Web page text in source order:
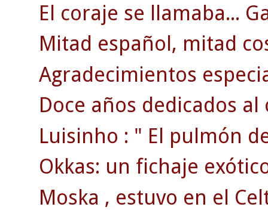
El coraje se llamaba...
Mitad español, mitad
Agradecimientos
Doce años dedicados
Luisinho : " El pulmón
Okkas: un fichaje
Moska , estuvo en el